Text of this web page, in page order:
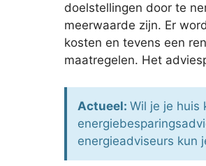
doelstellingen door te
meerwaarde zijn. Er
kosten en tevens een
maatregelen. Het
Actueel: Wil je je huis
energieadviseurs kun